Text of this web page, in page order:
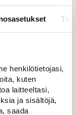
henkilötietojasi,
kuten
laitteeltasi,
ja sisältöjä,
saada
Kuukausi